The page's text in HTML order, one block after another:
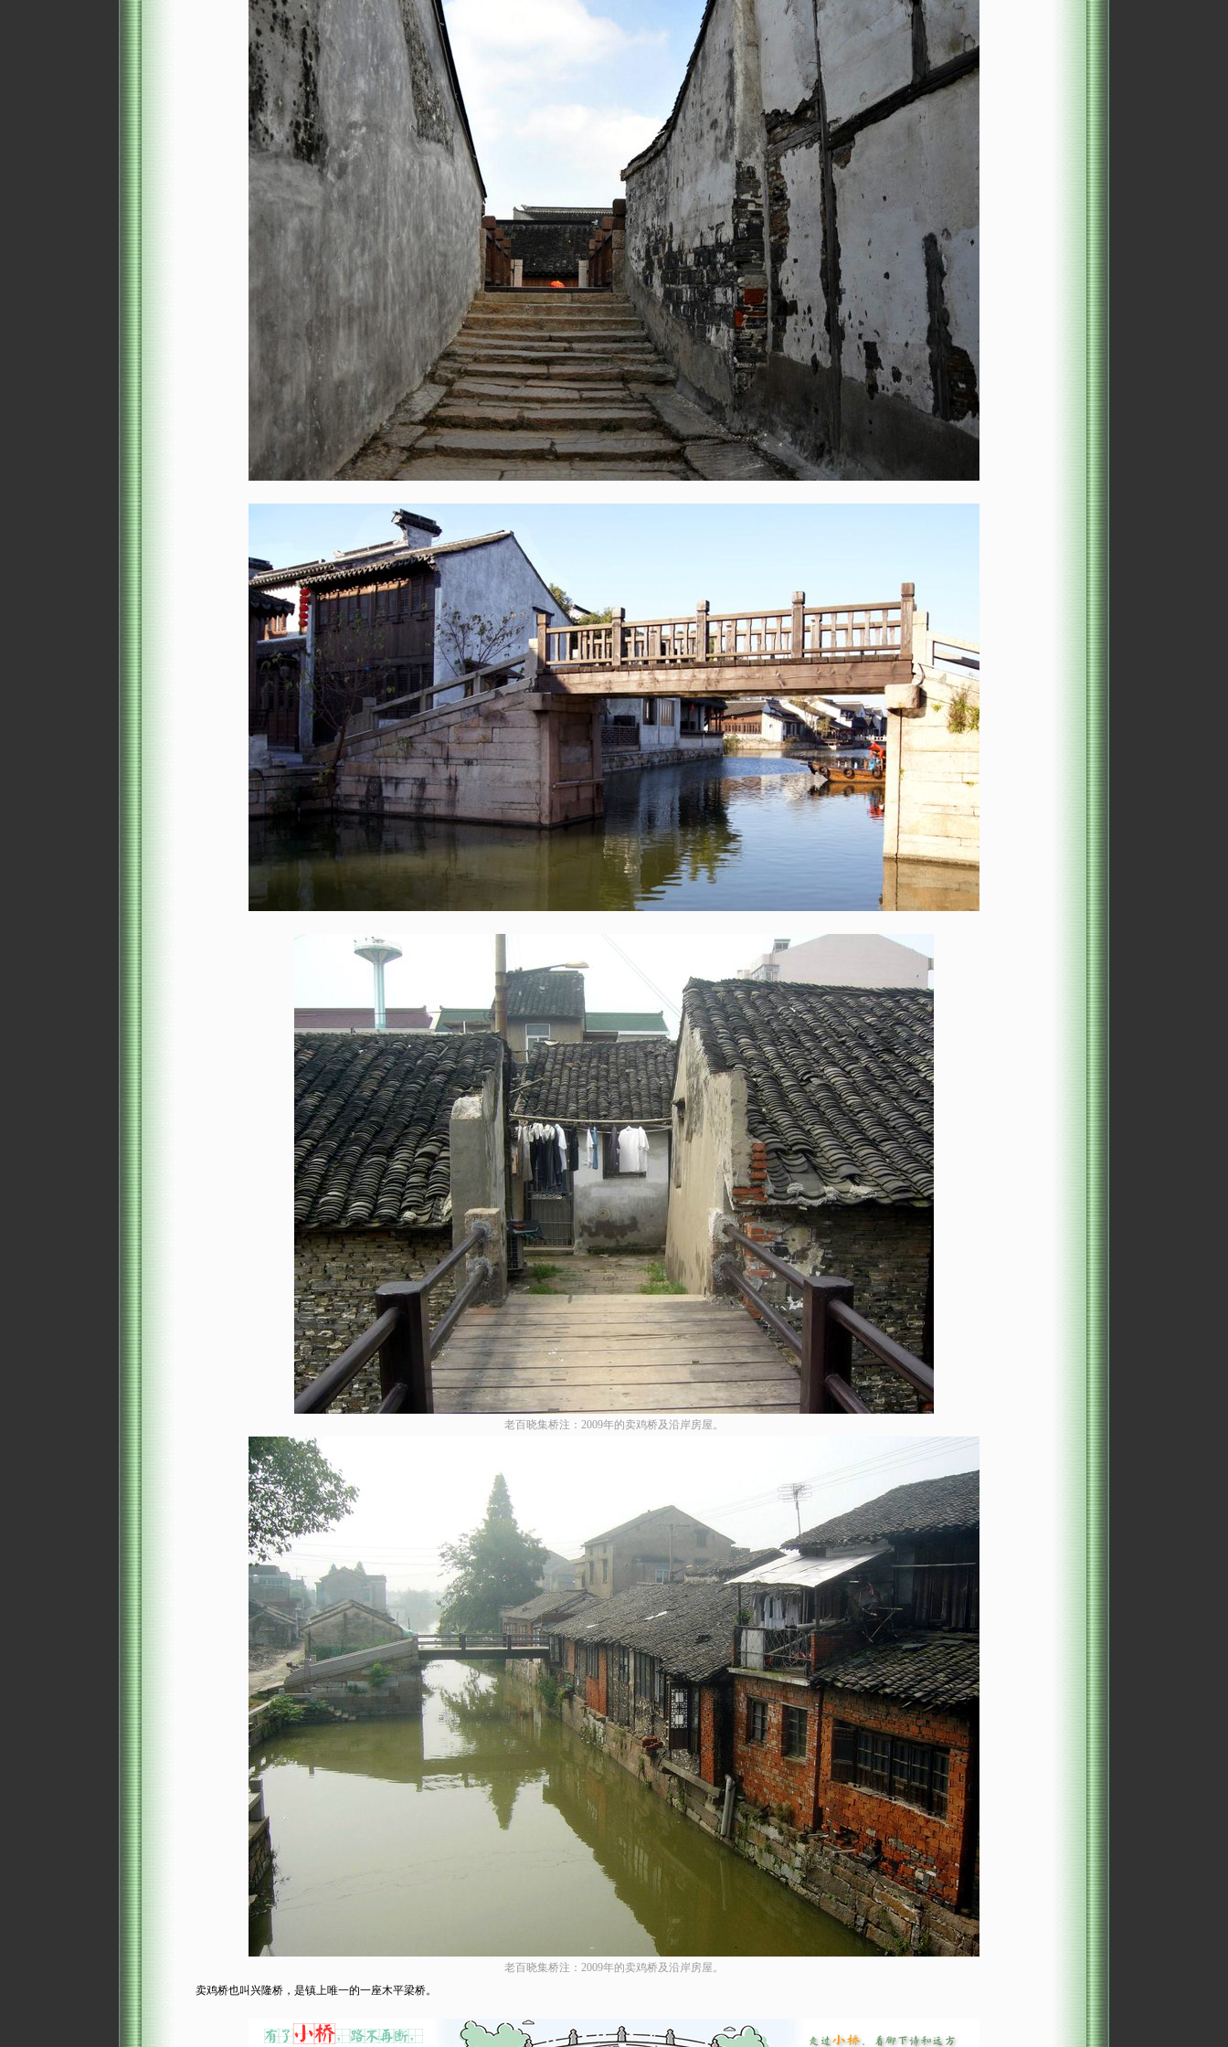
老百晓集桥注：2009年的卖鸡桥及沿岸房屋。
老百晓集桥注：2009年的卖鸡桥及沿岸房屋。
卖鸡桥也叫兴隆桥，是镇上唯一的一座木平梁桥。